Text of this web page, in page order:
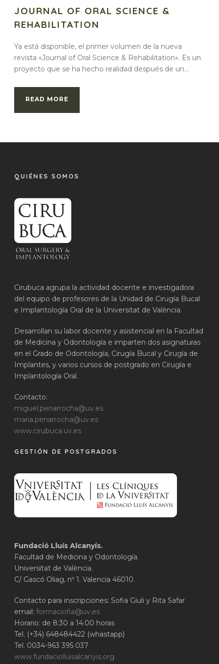
JOURNAL OF ORAL SCIENCE &
REHABILITATION
Ya está disponible, el primer volumen de la nueva
revista «Journal of Oral Science & Rehabilitation». Es un
proyecto que se ha hecho realidad después de un...
READ MORE
QUIÉNES SOMOS
Cirubuca agrupa la actividad docente e investigadora
del equipo de profesores de la Unidad de Cirugía Bucal
e Implantología Oral de la Universitat de València.
Desarrollan su labor docente y asistencial en la Facultad
de Medicina y Odontología e imparten dos asignaturas
en el Grado de Odontología, Cirugía Bucal y Cirugía de
Implantes, y varios cursos de postgrado en Cirugía e
Implantología Oral.
Contacto:
miguel.penarrocha@uv.es
maria.penarrocha@uv.es
www.cirubuca.uv.es
GESTIÓN DE POSTGRADOS
Fundació Lluís Alcanyís.
Facultad de Medicina y Odontología.
Universitat de València.
C/ Gascó Oliag, nº 1. Valencia 46010.
Contacto para inscripciones: Sofia Giuli y Rita Safar
email: formaciofla@uv.es
Horario: de 8:30 a 14:00 horas
Tel. (+34) 648484422 (whastapp)
Tel. 0034-963 395 037
www.fundaciolluisalcanyis.org